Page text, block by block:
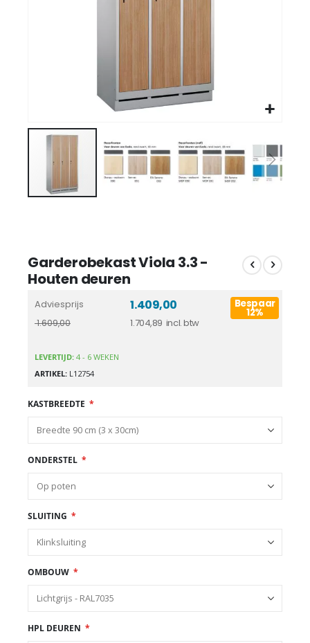
Garderobekast Viola 3.3 -
Houten deuren
Adviesprijs
1.609,00 1.704,89
1.409,00 Bespaar
12%
LEVERTIJD: 4 - 6 WEKEN
ARTIKEL L12754
KASTBREEDTE
ONDERSTEL
SLUITING
OMBOUW
HPL DEUREN